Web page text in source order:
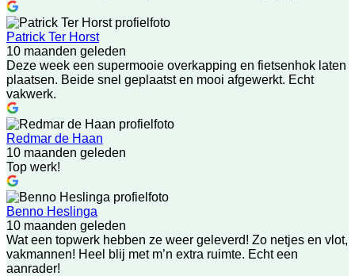
Patrick Ter Horst
10 maanden geleden
Deze week een supermooie overkapping en fietsenhok laten
plaatsen. Beide snel geplaatst en mooi afgewerkt. Echt
vakwerk.
Redmar de Haan
10 maanden geleden
Top werk!
Benno Heslinga
10 maanden geleden
Wat een topwerk hebben ze weer geleverd! Zo netjes en vlot,
vakmannen! Heel blij met m’n extra ruimte. Echt een
aanrader!